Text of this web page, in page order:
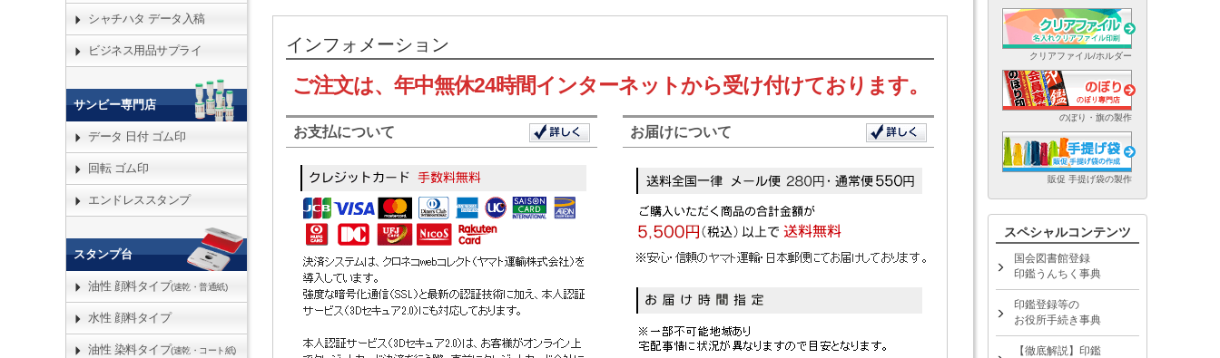
インフォメーション
ご注文は、年中無休24時間インターネットから受け付けております。
お支払について お届けについて
シャチハタ データ入稿
ビジネス用品サプライ
サンビー専門店
データ 日付 ゴム印
回転 ゴム印
エンドレススタンプ
スタンプ台
油性 顔料タイプ(速乾・普通紙)
水性 顔料タイプ
油性 染料タイプ(速乾・コート紙)
クリアファイル/ホルダー
のぼり・旗の製作
販促 手提げ袋の製作
スペシャルコンテンツ
国会図書館登録
印鑑うんちく事典
印鑑登録等の
お役所手続き事典
【徹底解説】印鑑